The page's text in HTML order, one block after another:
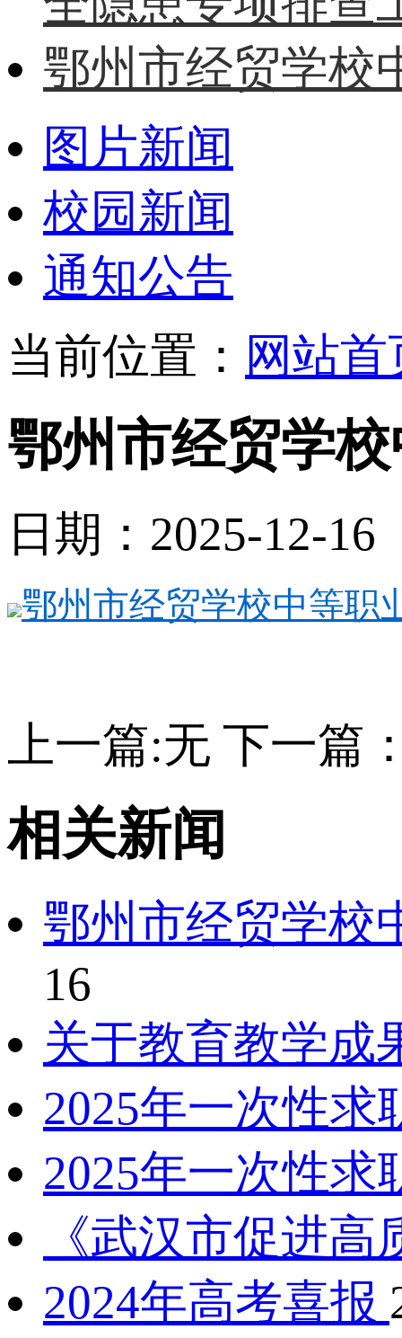
鄂州市经贸学校
图片新闻
校园新闻
通知公告
当前位置： 网站首
鄂州市经贸学
日期：2025-12-
鄂州市经贸学校中等职
上一篇:无 下一篇
相关新闻
鄂州市经贸学校
16
关于教育教学成
2025年一次性
2025年一次性
《武汉市促进
2024年高考喜报